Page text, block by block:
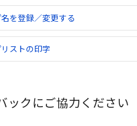
を登録／変更する
ストの印字
ックにご協力ください